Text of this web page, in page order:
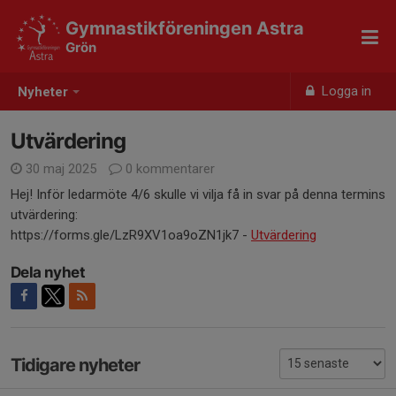
Nyheter Logga in
Gymnastikföreningen Astra
Grön
Utvärdering
30 maj 2025
0 kommentarer
Hej! Inför ledarmöte 4/6 skulle vi vilja få in svar på denna termins
utvärdering:
https://forms.gle/LzR9XV1oa9oZN1jk7 - Utvärdering
Dela nyhet
Tidigare nyheter